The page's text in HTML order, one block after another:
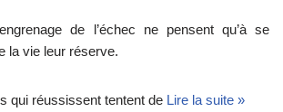
de l’échec ne pensent qu’à se
la vie leur réserve.
qui réussissent tentent de Lire la suite »